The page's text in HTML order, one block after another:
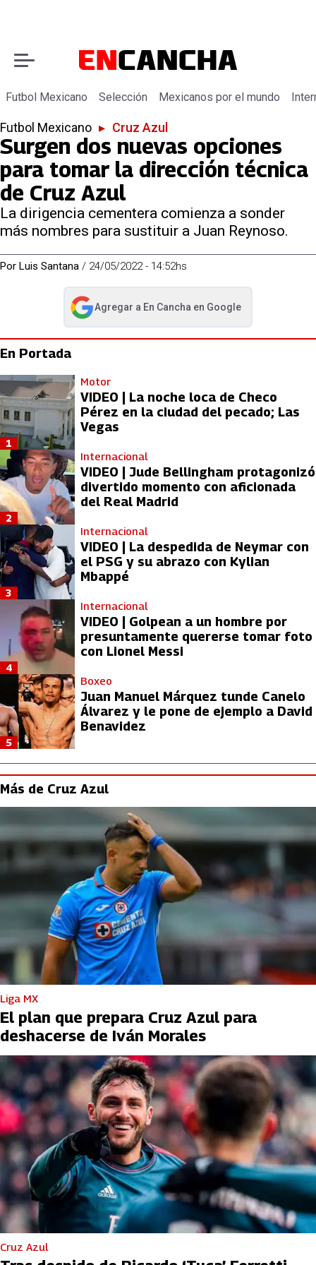
Futbol Mexicano Selección Mexicanos por el mundo
Futbol Mexicano ▸ Cruz Azul
Surgen dos nuevas opciones
para tomar la dirección técnica
de Cruz Azul
La dirigencia cementera comienza a sonder
más nombres para sustituir a Juan Reynoso.
Por Luis Santana / 24/05/2022 - 14:52hs
Agregar a En Cancha en Google
abre en nueva pestaña
En Portada
Motor
VIDEO | La noche loca de Checo
Pérez en la ciudad del pecado; Las
Vegas
1
Internacional
VIDEO | Jude Bellingham protagonizó
divertido momento con aficionada
del Real Madrid
2
Internacional
VIDEO | La despedida de Neymar con
el PSG y su abrazo con Kylian
Mbappé
3
Internacional
VIDEO | Golpean a un hombre por
presuntamente quererse tomar foto
con Lionel Messi
4
Boxeo
Juan Manuel Márquez tunde Canelo
Álvarez y le pone de ejemplo a David
Benavidez
5
Más de Cruz Azul
Liga MX
El plan que prepara Cruz Azul para
deshacerse de Iván Morales
Cruz Azul